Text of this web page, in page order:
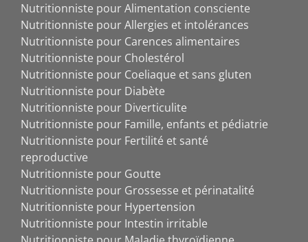
Nutritionniste pour Alimentation consciente
Nutritionniste pour Allergies et intolérances
Nutritionniste pour Carences alimentaires
Nutritionniste pour Cholestérol
Nutritionniste pour Coeliaque et sans gluten
Nutritionniste pour Diabète
Nutritionniste pour Diverticulite
Nutritionniste pour Famille, enfants et pédiatrie
Nutritionniste pour Fertilité et santé
reproductive
Nutritionniste pour Goutte
Nutritionniste pour Grossesse et périnatalité
Nutritionniste pour Hypertension
Nutritionniste pour Intestin irritable